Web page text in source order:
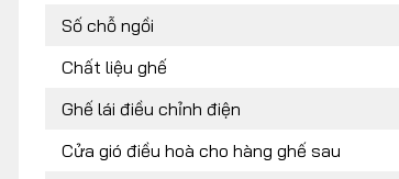
Số chỗ ngồi
Chất liệu ghế
Ghế lái điều chỉnh điện
Cửa gió điều hoà cho hàng ghế sau